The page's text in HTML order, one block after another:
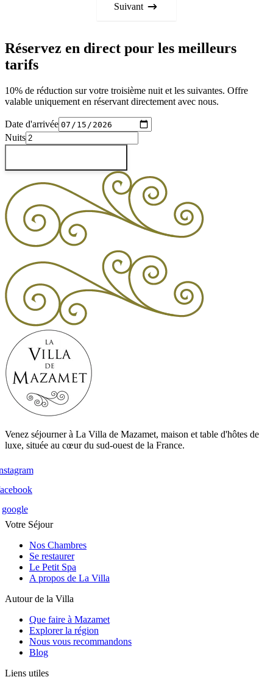
Suivant
Réservez en direct pour les meilleurs
tarifs
10% de réduction sur votre troisième nuit et les suivantes. Offre
valable uniquement en réservant directement avec nous.
Date d'arrivée
Nuits
Venez séjourner à La Villa de Mazamet, maison et table d'hôtes de
luxe, située au cœur du sud-ouest de la France.
google
Votre Séjour
Nos Chambres
Se restaurer
Le Petit Spa
A propos de La Villa
Autour de la Villa
Que faire à Mazamet
Explorer la région
Nous vous recommandons
Blog
Liens utiles